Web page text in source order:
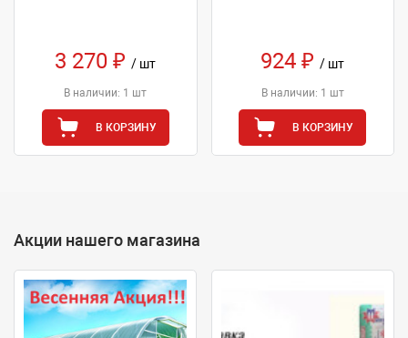
3 270 ₽/ шт
В наличии: 1 шт
В КОРЗИНУ
924 ₽/ шт
В наличии: 1 шт
В КОРЗИНУ
Акции нашего магазина